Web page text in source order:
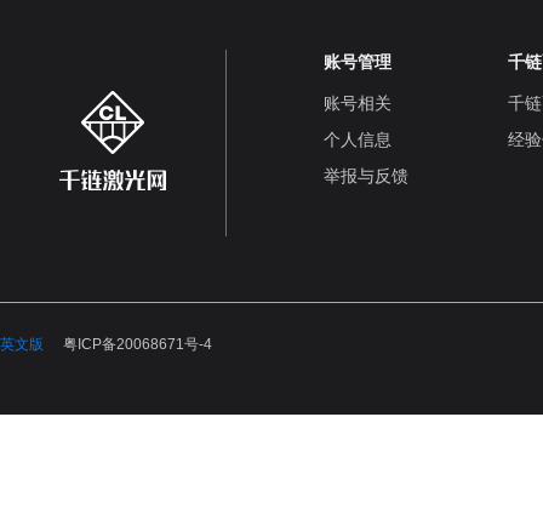
账号管理
账号相关
个人信息
举报与反馈
千
千
经
英文版 粤ICP备20068671号-4